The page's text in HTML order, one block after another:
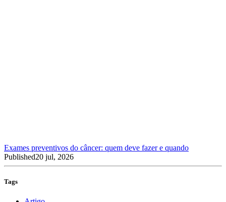
Exames preventivos do câncer: quem deve fazer e quando
Published20 jul, 2026
Tags